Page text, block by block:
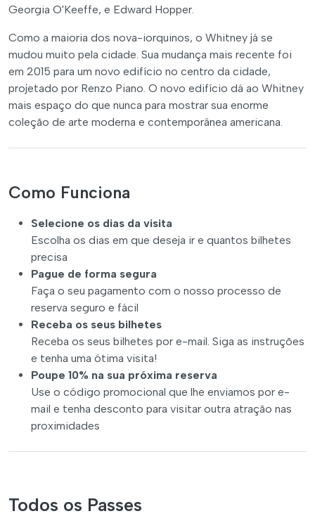
Georgia O'Keeffe, e Edward Hopper.
Como a maioria dos nova-iorquinos, o Whitney já se
mudou muito pela cidade. Sua mudança mais recente foi
em 2015 para um novo edifício no centro da cidade,
projetado por Renzo Piano. O novo edifício dá ao Whitney
mais espaço do que nunca para mostrar sua enorme
coleção de arte moderna e contemporânea americana.
Como Funciona
Selecione os dias da visita
Escolha os dias em que deseja ir e quantos bilhetes
precisa
Pague de forma segura
Faça o seu pagamento com o nosso processo de
reserva seguro e fácil
Receba os seus bilhetes
Receba os seus bilhetes por e-mail. Siga as instruções
e tenha uma ótima visita!
Poupe 10% na sua próxima reserva
Use o código promocional que lhe enviamos por e-
mail e tenha desconto para visitar outra atração nas
proximidades
Todos os Passes